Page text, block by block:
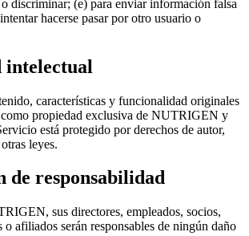
discriminar; (e) para enviar información falsa
hacerse pasar por otro usuario o
intelectual
características y funcionalidad originales
como propiedad exclusiva de NUTRIGEN y
está protegido por derechos de autor,
leyes.
de responsabilidad
sus directores, empleados, socios,
o afiliados serán responsables de ningún daño